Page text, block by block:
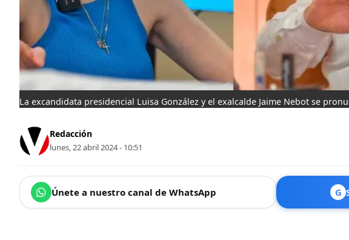
La excandidata presidencial Luisa González y el exalcalde Jaime Nebot se
Redacción
lunes, 22 abril 2024 - 10:51
Únete a nuestro canal de WhatsApp G